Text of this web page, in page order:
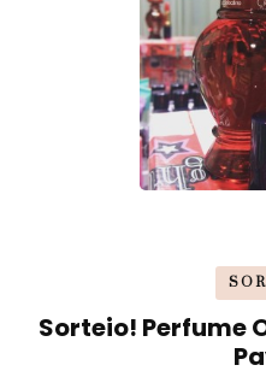
Sorteio! Perfume